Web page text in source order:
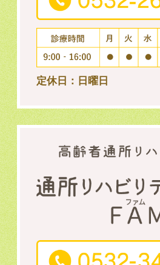
定休日：日曜日